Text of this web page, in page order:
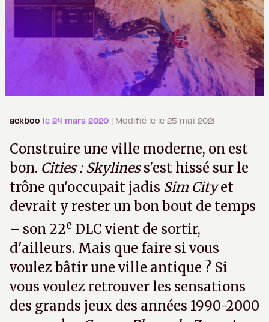
ackboo le 24 mars 2020 | Modifié le le 25 mai 2021
Construire une ville moderne, on est
bon. Cities : Skyliness'est hissé sur le
trône qu'occupait jadis Sim Cityet
devrait y rester un bon bout de temps
– son 22e DLC vient de sortir,
d'ailleurs. Mais que faire si vous
voulez bâtir une ville antique ? Si
vous voulez retrouver les sensations
des grands jeux des années 1990-2000